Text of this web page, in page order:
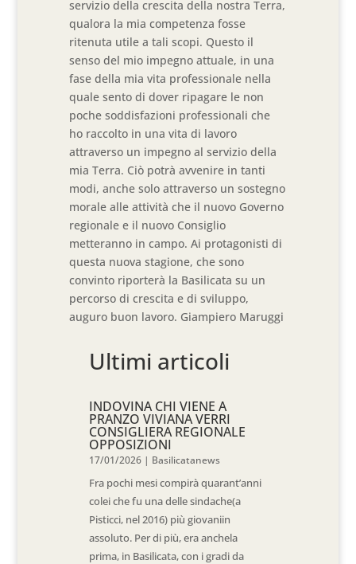
servizio della crescita della nostra Terra,
qualora la mia competenza fosse
ritenuta utile a tali scopi. Questo il
senso del mio impegno attuale, in una
fase della mia vita professionale nella
quale sento di dover ripagare le non
poche soddisfazioni professionali che
ho raccolto in una vita di lavoro
attraverso un impegno al servizio della
mia Terra. Ciò potrà avvenire in tanti
modi, anche solo attraverso un sostegno
morale alle attività che il nuovo Governo
regionale e il nuovo Consiglio
metteranno in campo. Ai protagonisti di
questa nuova stagione, che sono
convinto riporterà la Basilicata su un
percorso di crescita e di sviluppo,
auguro buon lavoro. Giampiero Maruggi
Ultimi articoli
INDOVINA CHI VIENE A
PRANZO VIVIANA VERRI
CONSIGLIERA REGIONALE
OPPOSIZIONI
17/01/2026 | Basilicatanews
Fra pochi mesi compirà quarant’anni
colei che fu una delle sindache(a
Pisticci, nel 2016) più giovaniin
assoluto. Per di più, era anchela
prima, in Basilicata, con i gradi da